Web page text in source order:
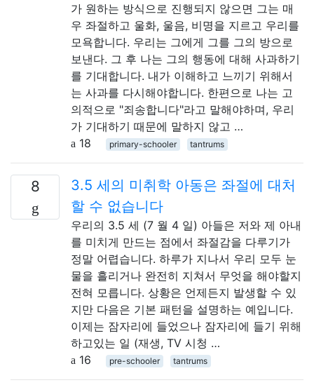
가 원하는 방식으로 진행되지 않으면 그는 매
우 좌절하고 울화, 울음, 비명을 지르고 우리를
모욕합니다. 우리는 그에게 그를 그의 방으로
보낸다. 그 후 나는 그의 행동에 대해 사과하기
를 기대합니다. 내가 이해하고 느끼기 위해서
는 사과를 다시해야합니다. 한편으로 나는 고
의적으로 "죄송합니다"라고 말해야하며, 우리
가 기대하기 때문에 말하지 않고 …
18
primary-schooler tantrums
8
3.5 세의 미취학 아동은 좌절에 대처
할 수 없습니다
우리의 3.5 세 (7 월 4 일) 아들은 저와 제 아내
를 미치게 만드는 점에서 좌절감을 다루기가
정말 어렵습니다. 하루가 지나서 우리 모두 눈
물을 흘리거나 완전히 지쳐서 무엇을 해야할지
전혀 모릅니다. 상황은 언제든지 발생할 수 있
지만 다음은 기본 패턴을 설명하는 예입니다.
이제는 잠자리에 들었으나 잠자리에 들기 위해
하고있는 일 (재생, TV 시청 …
16
pre-schooler tantrums